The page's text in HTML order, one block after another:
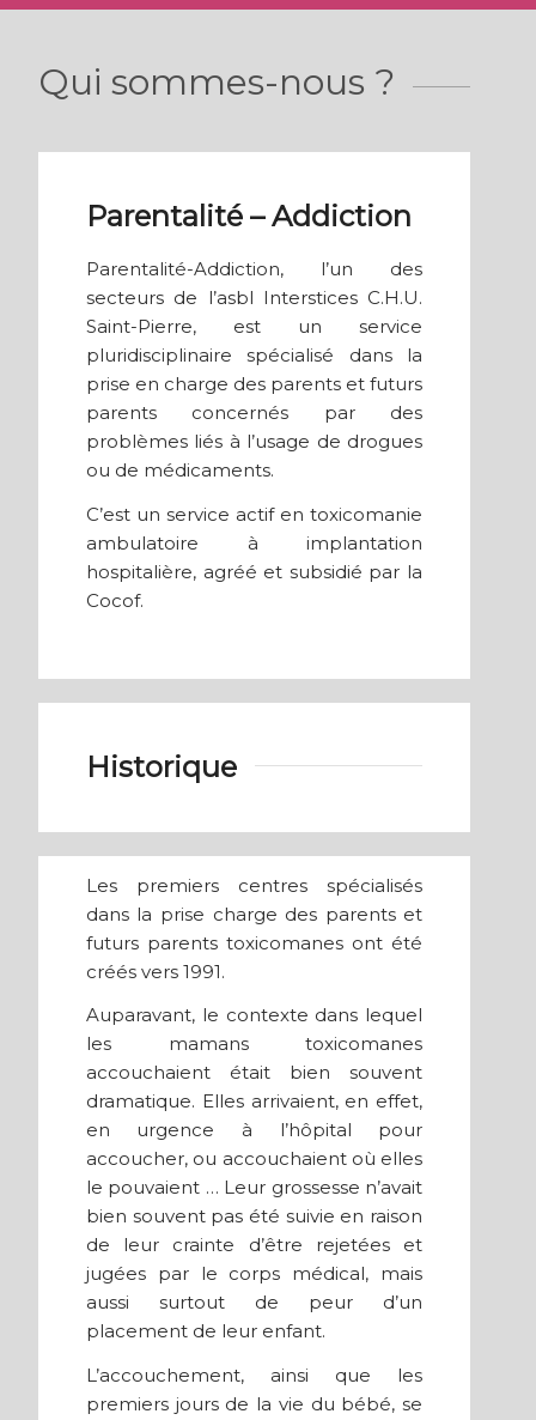
Qui sommes-nous ?
Parentalité – Addiction
Parentalité-Addiction, l’un des
secteurs de l’asbl Interstices C.H.U.
Saint-Pierre, est un service
pluridisciplinaire spécialisé dans la
prise en charge des parents et futurs
parents concernés par des
problèmes liés à l’usage de drogues
ou de médicaments.
C’est un service actif en toxicomanie
ambulatoire à implantation
hospitalière, agréé et subsidié par la
Cocof.
Historique
Les premiers centres spécialisés
dans la prise charge des parents et
futurs parents toxicomanes ont été
créés vers 1991.
Auparavant, le contexte dans lequel
les mamans toxicomanes
accouchaient était bien souvent
dramatique. Elles arrivaient, en effet,
en urgence à l’hôpital pour
accoucher, ou accouchaient où elles
le pouvaient … Leur grossesse n’avait
bien souvent pas été suivie en raison
de leur crainte d’être rejetées et
jugées par le corps médical, mais
aussi surtout de peur d’un
placement de leur enfant.
L’accouchement, ainsi que les
premiers jours de la vie du bébé, se